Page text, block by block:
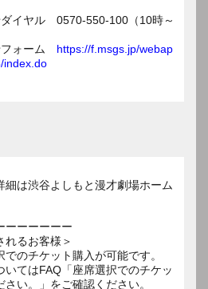
ダイヤル 0570-550-100（10時～
フォーム https://f.msgs.jp/webap
index.do
は渋谷よしもと漫才劇場ホーム
ーーーーーー
れるお客様＞
のチケット購入が可能です。
いてはFAQ「座席選択でのチケッ
さい。」をご確認ください。